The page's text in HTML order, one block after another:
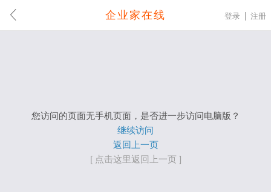
企业家在线 登录 注册
您访问的页面无手机页面，是否进一步访问电脑版？
继续访问
返回上一页
[ 点击这里返回上一页 ]